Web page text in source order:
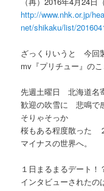
http://www.nhk.or.jp/
net/shikaku/list/
ざっくりいうと 今回
mv『プリチュー』のこ
先週土曜日 北海道名
歓迎の吹雪に 悲鳴
そりゃそっか
桜もある程度散った
マイナスの世界へ。
１日まるまるデート！
インタビューされた